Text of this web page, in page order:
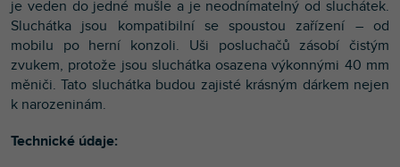
je veden do jedné mušle a je neodnímatelný od sluchátek.
Sluchátka jsou kompatibilní se spoustou zařízení – od
mobilu po herní konzoli. Uši posluchačů zásobí čistým
zvukem, protože jsou sluchátka osazena výkonnými 40 mm
měniči. Tato sluchátka budou zajisté krásným dárkem nejen
k narozeninám.
Technické údaje: